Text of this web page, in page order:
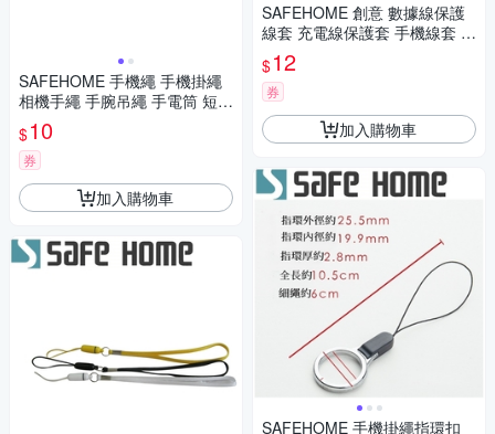
SAFEHOME 手機繩 手機掛繩
相機手繩 手腕吊繩 手電筒 短掛
繩 MP3 MP4 移動電源 用掛繩
13公分長 CPA017
$10
券
加入購物車
SAFEHOME 創意 數據線保護
線套 充電線保護套 手機線套 C
PA030 (恕不接受指定顏色出
貨)
$12
券
加入購物車
SAFEHOME 手機掛繩指環扣